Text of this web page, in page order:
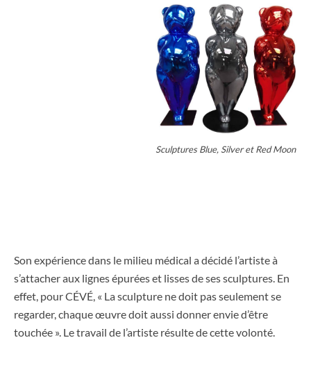
Sculptures Blue, Silver et Red Moon
Son expérience dans le milieu médical a décidé l’artiste à
s’attacher aux lignes épurées et lisses de ses sculptures. En
effet, pour CÉVÉ, « La sculpture ne doit pas seulement se
regarder, chaque œuvre doit aussi donner envie d’être
touchée ». Le travail de l’artiste résulte de cette volonté.